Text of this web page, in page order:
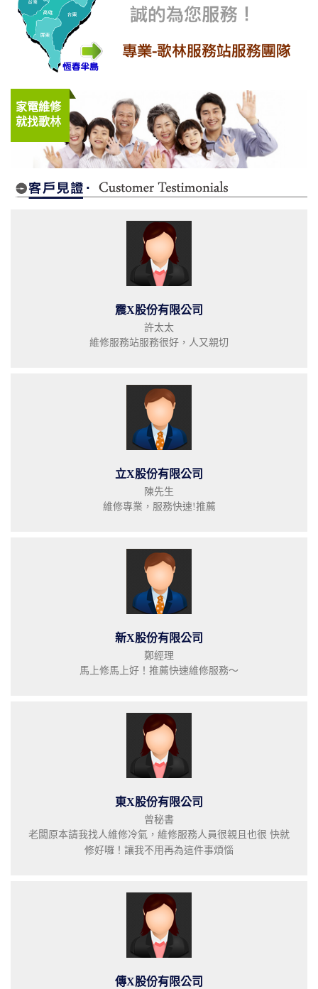
家電維修
就找歌林
震X股份有限公司
許太太
維修服務站服務很好，人又親切
立X股份有限公司
陳先生
維修專業，服務快速!推薦
新X股份有限公司
鄭經理
馬上修馬上好！推薦快速維修服務～
東X股份有限公司
曾秘書
老闆原本請我找人維修冷氣，維修服務人員很親且也很 快就
修好囉！讓我不用再為這件事煩惱
傳X股份有限公司